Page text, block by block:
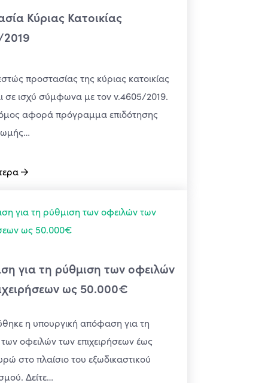
Κύριας Κατοικίας
προστασίας της κύριας κατοικίας
σε ισχύ σύμφωνα με τον ν.4605/2019.
αφορά πρόγραμμα επιδότησης
για τη ρύθμιση των οφειλών
ως 50.000€
η υπουργική απόφαση για τη
οφειλών των επιχειρήσεων έως
στο πλαίσιο του εξωδικαστικού
Δείτε…